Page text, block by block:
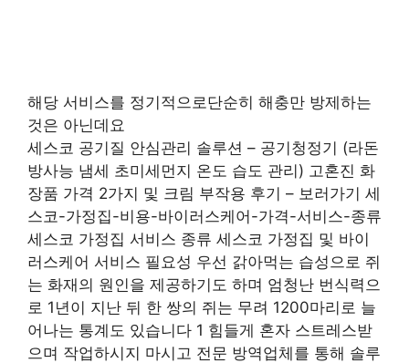
해당 서비스를 정기적으로단순히 해충만 방제하는
것은 아닌데요
세스코 공기질 안심관리 솔루션 – 공기청정기 (라돈
방사능 냄세 초미세먼지 온도 습도 관리) 고혼진 화
장품 가격 2가지 및 크림 부작용 후기 – 보러가기 세
스코-가정집-비용-바이러스케어-가격-서비스-종류
세스코 가정집 서비스 종류 세스코 가정집 및 바이
러스케어 서비스 필요성 우선 갉아먹는 습성으로 쥐
는 화재의 원인을 제공하기도 하며 엄청난 번식력으
로 1년이 지난 뒤 한 쌍의 쥐는 무려 1200마리로 늘
어나는 통계도 있습니다 1 힘들게 혼자 스트레스받
으며 작업하시지 마시고 전문 방역업체를 통해 솔루